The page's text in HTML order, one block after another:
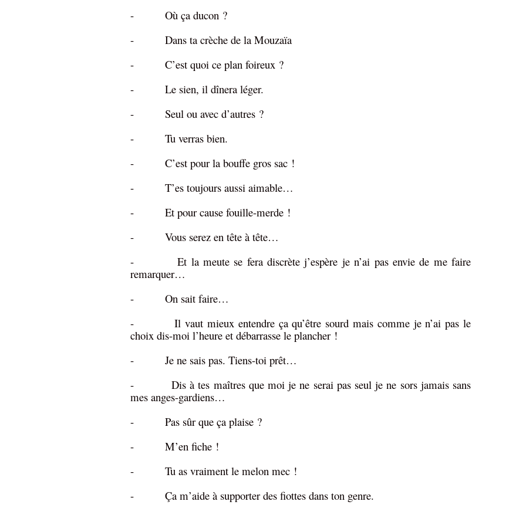
- Où ça ducon ?
- Dans ta crèche de la Mouzaïa
- C’est quoi ce plan foireux ?
- Le sien, il dînera léger.
- Seul ou avec d’autres ?
- Tu verras bien.
- C’est pour la bouffe gros sac !
- T’es toujours aussi aimable…
- Et pour cause fouille-merde !
- Vous serez en tête à tête…
- Et la meute se fera discrète j’espère je n’ai pas envie de me faire
remarquer…
- On sait faire…
- Il vaut mieux entendre ça qu’être sourd mais comme je n’ai pas le
choix dis-moi l’heure et débarrasse le plancher !
- Je ne sais pas. Tiens-toi prêt…
- Dis à tes maîtres que moi je ne serai pas seul je ne sors jamais sans
mes anges-gardiens…
- Pas sûr que ça plaise ?
- M’en fiche !
- Tu as vraiment le melon mec !
- Ça m’aide à supporter des fiottes dans ton genre.